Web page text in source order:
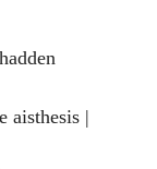
aisthesis |